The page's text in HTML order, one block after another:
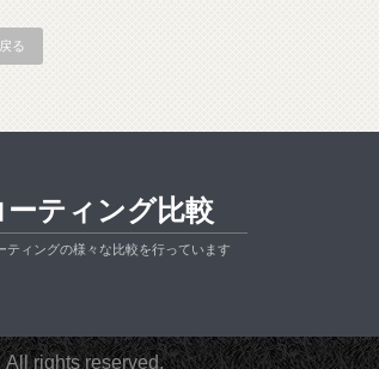
る
ティング比較
ティングの様々な比較を行っています
All rights reserved.